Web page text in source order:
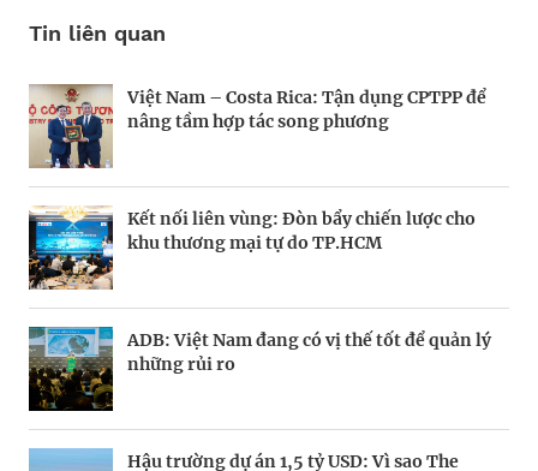
Tin liên quan
Việt Nam – Costa Rica: Tận dụng CPTPP để
nâng tầm hợp tác song phương
Kết nối liên vùng: Đòn bẩy chiến lược cho
khu thương mại tự do TP.HCM
ADB: Việt Nam đang có vị thế tốt để quản lý
những rủi ro
Hậu trường dự án 1,5 tỷ USD: Vì sao The
Forbes Việt Nam số tháng 4&5.2025: Mở
khóa dòng vốn
Kích hoạt dòng vốn
Khách Hàng Thế Hệ Mới
Forbes Việt Nam số 136: 10 Sự kiện kinh
Forbes Việt Nam số 135: Danh sách 25 công
ty dẫn đầu
Góc nhìn về tăng trưởng xuất khẩu của Việt
Nam
Phỏng đoán tương lai
Để không phụ thuộc vào vốn FDI